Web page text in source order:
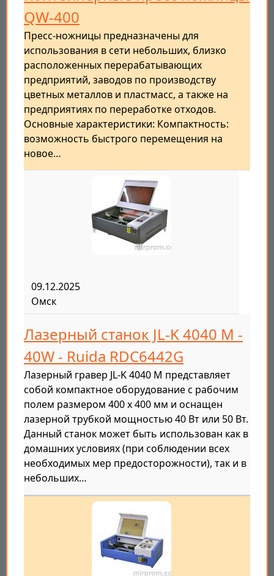
QW-400
Пресс-ножницы предназначены для
использования в сети небольших, близко
расположенных перерабатывающих
предприятий, заводов по производству
цветных металлов и пластмасс, а также на
предприятиях по переработке отходов.
Основные характеристики: Компактность:
возможность быстрого перемещения на
новое…
09.12.2025
Омск
Лазерный станок JL-K 4040 M -
40W - Ruida RDC6442G
Лазерный гравер JL-K 4040 M представляет
собой компактное оборудование с рабочим
полем размером 400 х 400 мм и оснащен
лазерной трубкой мощностью 40 Вт или 50 Вт.
Данный станок может быть использован как в
домашних условиях (при соблюдении всех
необходимых мер предосторожности), так и в
небольших…